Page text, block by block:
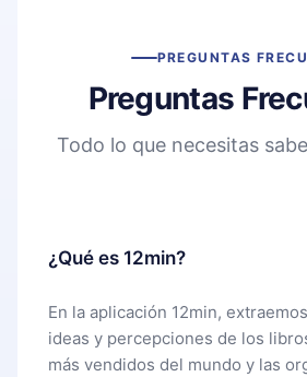
PREGUNTAS
Preguntas
Todo lo que necesitas
¿Qué es 12min?
En la aplicación 12min,
ideas y percepciones de los
más vendidos del mundo y las